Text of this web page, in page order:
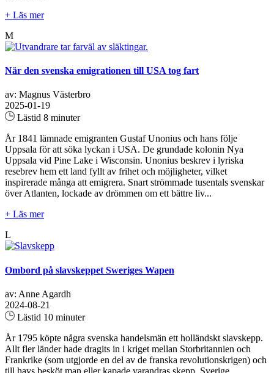
+ Läs mer
M
När den svenska emigrationen till USA tog fart
av: Magnus Västerbro
2025-01-19
Lästid 8 minuter
År 1841 lämnade emigranten Gustaf Unonius och hans följe
Uppsala för att söka lyckan i USA. De grundade kolonin Nya
Uppsala vid Pine Lake i Wisconsin. Unonius beskrev i lyriska
resebrev hem ett land fyllt av frihet och möjligheter, vilket
inspirerade många att emigrera. Snart strömmade tusentals svenskar
över Atlanten, lockade av drömmen om ett bättre liv...
+ Läs mer
L
Ombord på slavskeppet Sweriges Wapen
av: Anne Agardh
2024-08-21
Lästid 10 minuter
År 1795 köpte några svenska handelsmän ett holländskt slavskepp.
Allt fler länder hade dragits in i kriget mellan Storbritannien och
Frankrike (som utgjorde en del av de franska revolutionskrigen) och
till havs besköt man eller kapade varandras skepp. Sverige